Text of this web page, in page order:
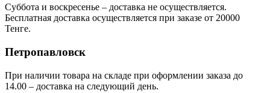
Суббота и воскресенье – доставка не осуществляется.
Бесплатная доставка осуществляется при заказе от 20000
Тенге.
Петропавловск
При наличии товара на складе при оформлении заказа до
14.00 – доставка на следующий день.